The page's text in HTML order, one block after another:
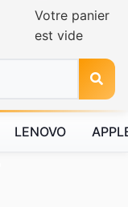
Votre panier
est vide
LENOVO